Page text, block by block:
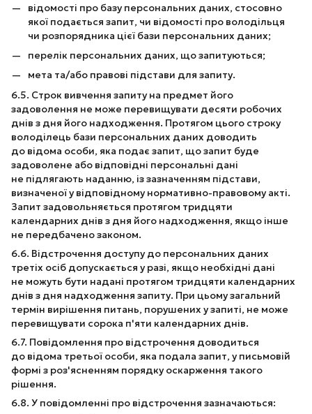
відомості про базу персональних даних, стосовно
якої подається запит, чи відомості про володільця
чи розпорядника цієї бази персональних даних;
перелік персональних даних, що запитуються;
мета та/або правові підстави для запиту.
6.5. Строк вивчення запиту на предмет його
задоволення не може перевищувати десяти робочих
днів з дня його надходження. Протягом цього строку
володілець бази персональних даних доводить
до відома особи, яка подає запит, що запит буде
задоволене або відповідні персональні дані
не підлягають наданню, із зазначенням підстави,
визначеної у відповідному нормативно-правовому акті.
Запит задовольняється протягом тридцяти
календарних днів з дня його надходження, якщо інше
не передбачено законом.
6.6. Відстрочення доступу до персональних даних
третіх осіб допускається у разі, якщо необхідні дані
не можуть бути надані протягом тридцяти календарних
днів з дня надходження запиту. При цьому загальний
термін вирішення питань, порушених у запиті, не може
перевищувати сорока п'яти календарних днів.
6.7. Повідомлення про відстрочення доводиться
до відома третьої особи, яка подала запит, у письмовій
формі з роз'ясненням порядку оскарження такого
рішення.
6.8. У повідомленні про відстрочення зазначаються: